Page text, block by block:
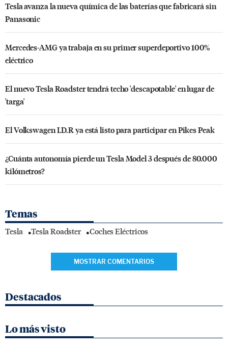
Tesla avanza la nueva química de las baterías que fabricará sin
Panasonic
Mercedes-AMG ya trabaja en su primer superdeportivo 100%
eléctrico
El nuevo Tesla Roadster tendrá techo 'descapotable' en lugar de
'targa'
El Volkswagen I.D.R ya está listo para participar en Pikes Peak
¿Cuánta autonomía pierde un Tesla Model 3 después de 80.000
kilómetros?
Temas
Tesla Tesla Roadster Coches Eléctricos
MOSTRAR COMENTARIOS
Destacados
Lo más visto